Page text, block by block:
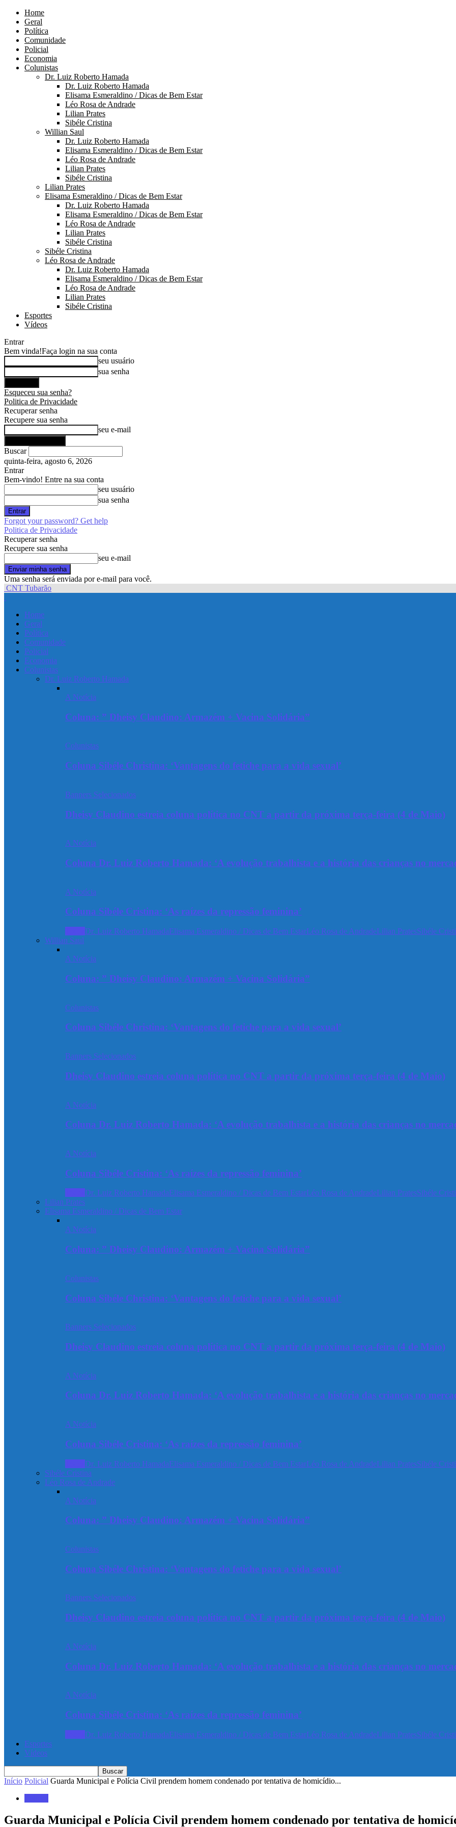
Home
Geral
Política
Comunidade
Policial
Economia
Colunistas
Dr. Luiz Roberto Hamada
Dr. Luiz Roberto Hamada
Elisama Esmeraldino / Dicas de Bem Estar
Léo Rosa de Andrade
Lilian Prates
Sibéle Cristina
Willian Saul
Dr. Luiz Roberto Hamada
Elisama Esmeraldino / Dicas de Bem Estar
Léo Rosa de Andrade
Lilian Prates
Sibéle Cristina
Lilian Prates
Elisama Esmeraldino / Dicas de Bem Estar
Dr. Luiz Roberto Hamada
Elisama Esmeraldino / Dicas de Bem Estar
Léo Rosa de Andrade
Lilian Prates
Sibéle Cristina
Sibéle Cristina
Léo Rosa de Andrade
Dr. Luiz Roberto Hamada
Elisama Esmeraldino / Dicas de Bem Estar
Léo Rosa de Andrade
Lilian Prates
Sibéle Cristina
Esportes
Vídeos
Entrar
Bem vinda!Faça login na sua conta
seu usuário
sua senha
Esqueceu sua senha?
Politica de Privacidade
Recuperar senha
Recupere sua senha
seu e-mail
Buscar
quinta-feira, agosto 6, 2026
Entrar
Bem-vindo! Entre na sua conta
seu usuário
sua senha
Forgot your password? Get help
Politica de Privacidade
Recuperar senha
Recupere sua senha
seu e-mail
Uma senha será enviada por e-mail para você.
CNT Tubarão
Home
Geral
Política
Comunidade
Policial
Economia
Colunistas
Dr. Luiz Roberto Hamada
A Notícia
Coluna: ” Dheisy Claudino: Armazém + Vacina Solidária”
Colunistas
Coluna Sibéle Christina: ‘Vantagens do fetiche para a vida sexual’
Banners Selecionados
Dheisy Claudino estreia coluna política no CNT a partir da próxima terça-feira (4 de Maio)
A Notícia
Coluna Dr. Luiz Roberto Hamada: ‘A evolução trabalhista e a história das crianças no
A Notícia
Coluna Sibéle Cristina: ‘As raízes da repressão feminina’
Dr. Luiz Roberto HamadaElisama Esmeraldino / Dicas de Bem EstarLéo Rosa de AndradeLilian PratesSibéle
Willian Saul
A Notícia
Coluna: ” Dheisy Claudino: Armazém + Vacina Solidária”
Colunistas
Coluna Sibéle Christina: ‘Vantagens do fetiche para a vida sexual’
Banners Selecionados
Dheisy Claudino estreia coluna política no CNT a partir da próxima terça-feira (4 de Maio)
A Notícia
Coluna Dr. Luiz Roberto Hamada: ‘A evolução trabalhista e a história das crianças no
A Notícia
Coluna Sibéle Cristina: ‘As raízes da repressão feminina’
Dr. Luiz Roberto HamadaElisama Esmeraldino / Dicas de Bem EstarLéo Rosa de AndradeLilian PratesSibéle
Lilian Prates
Elisama Esmeraldino / Dicas de Bem Estar
A Notícia
Coluna: ” Dheisy Claudino: Armazém + Vacina Solidária”
Colunistas
Coluna Sibéle Christina: ‘Vantagens do fetiche para a vida sexual’
Banners Selecionados
Dheisy Claudino estreia coluna política no CNT a partir da próxima terça-feira (4 de Maio)
A Notícia
Coluna Dr. Luiz Roberto Hamada: ‘A evolução trabalhista e a história das crianças no
A Notícia
Coluna Sibéle Cristina: ‘As raízes da repressão feminina’
Dr. Luiz Roberto HamadaElisama Esmeraldino / Dicas de Bem EstarLéo Rosa de AndradeLilian PratesSibéle
Sibéle Cristina
Léo Rosa de Andrade
A Notícia
Coluna: ” Dheisy Claudino: Armazém + Vacina Solidária”
Colunistas
Coluna Sibéle Christina: ‘Vantagens do fetiche para a vida sexual’
Banners Selecionados
Dheisy Claudino estreia coluna política no CNT a partir da próxima terça-feira (4 de Maio)
A Notícia
Coluna Dr. Luiz Roberto Hamada: ‘A evolução trabalhista e a história das crianças no
A Notícia
Coluna Sibéle Cristina: ‘As raízes da repressão feminina’
Dr. Luiz Roberto HamadaElisama Esmeraldino / Dicas de Bem EstarLéo Rosa de AndradeLilian PratesSibéle
Esportes
Vídeos
Início Policial Guarda Municipal e Polícia Civil prendem homem condenado por tentativa de homicídio...
Guarda Municipal e Polícia Civil prendem homem condenado por tentativa de